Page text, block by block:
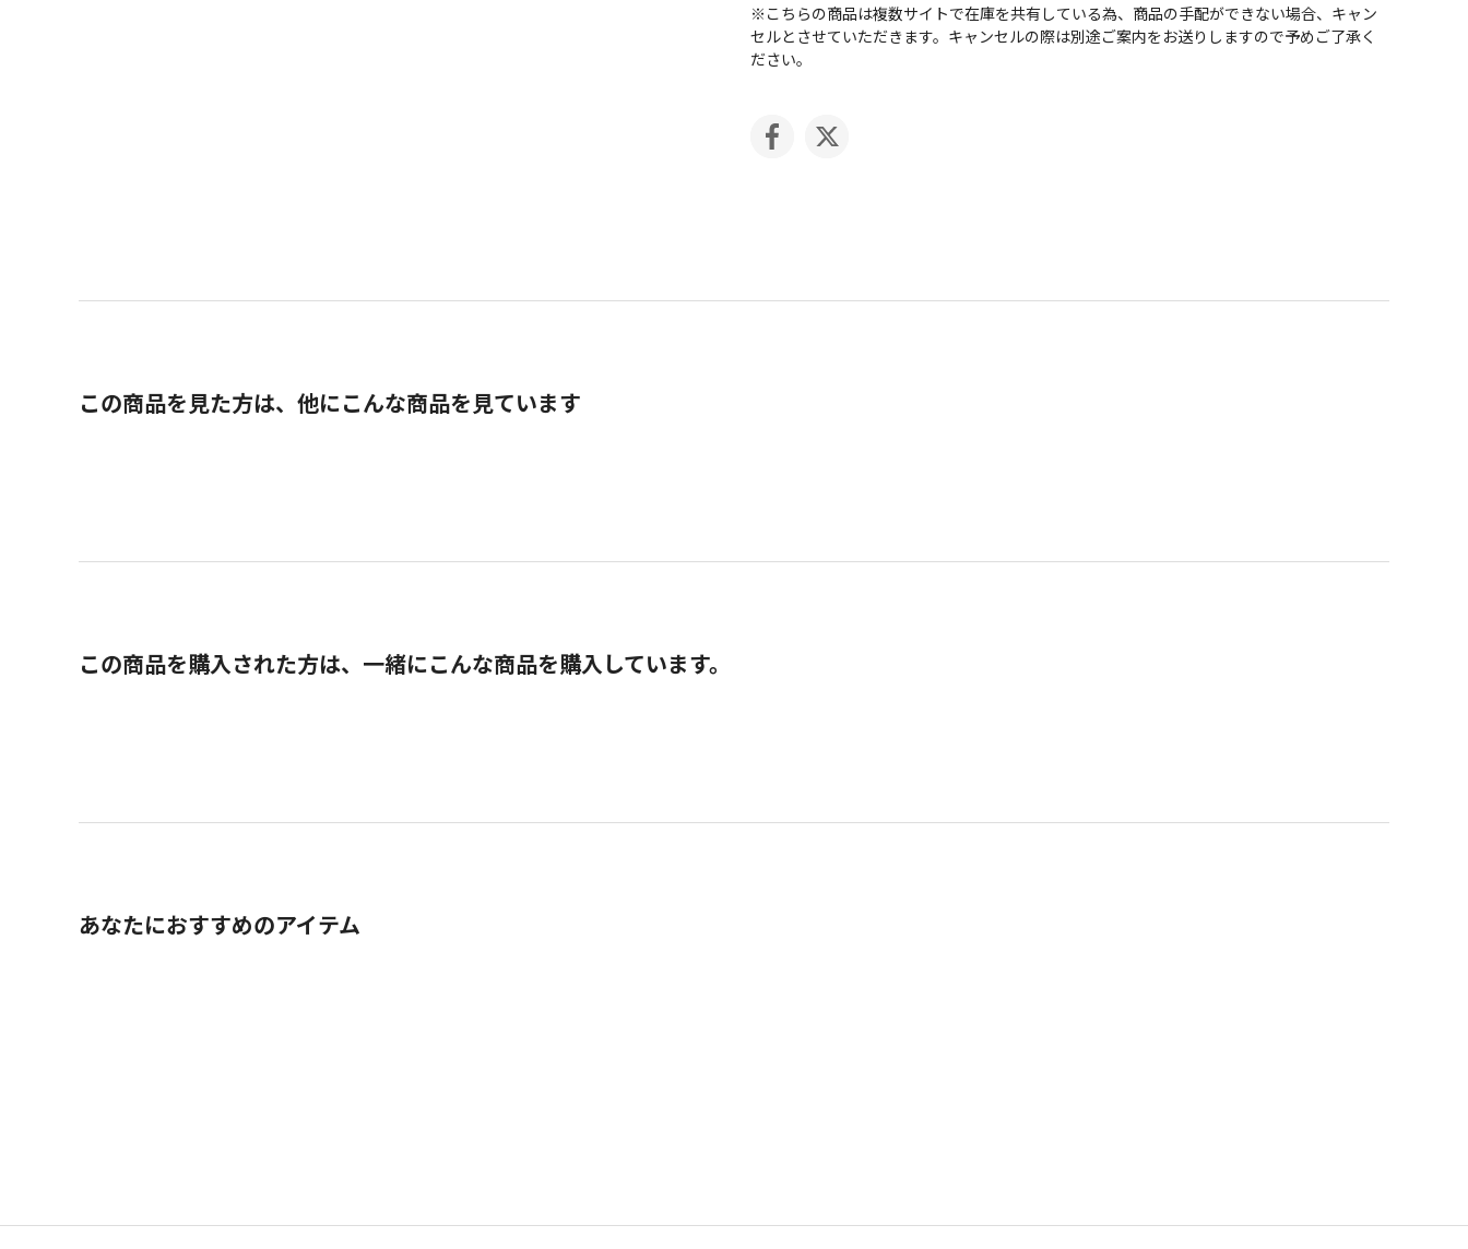
※こちらの商品は複数サイトで在庫を共有している為、商品の手配ができない場合、キャン
セルとさせていただきます。キャンセルの際は別途ご案内をお送りしますので予めご了承く
ださい。
この商品を見た方は、他にこんな商品を見ています
この商品を購入された方は、一緒にこんな商品を購入しています。
あなたにおすすめのアイテム